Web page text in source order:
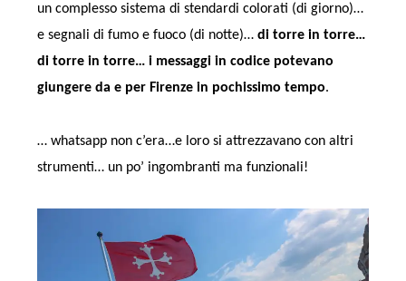
un complesso sistema di stendardi colorati (di giorno)…
e segnali di fumo e fuoco (di notte)… di torre in torre…
di torre in torre… i messaggi in codice potevano
giungere da e per Firenze in pochissimo tempo.
… whatsapp non c’era…e loro si attrezzavano con altri
strumenti… un po’ ingombranti ma funzionali!